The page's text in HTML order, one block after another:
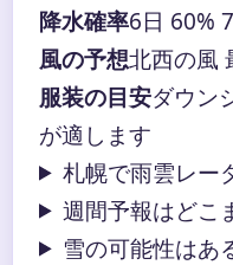
降水確率6日 60%
風の予想北西の風
服装の目安ダウン
が適します
札幌で雨雲レー
週間予報はどこ
雪の可能性はあ